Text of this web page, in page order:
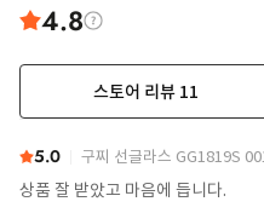
4.8
스토어 리뷰 11
5.0 구찌 선글라스 GG1819S
상품 잘 받았고 마음에 듭니다.